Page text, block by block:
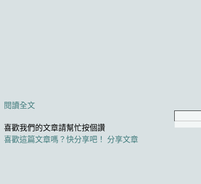
閱讀全文
喜歡我們的文章請幫忙按個讚
喜歡這篇文章嗎？快分享吧！
分享文章